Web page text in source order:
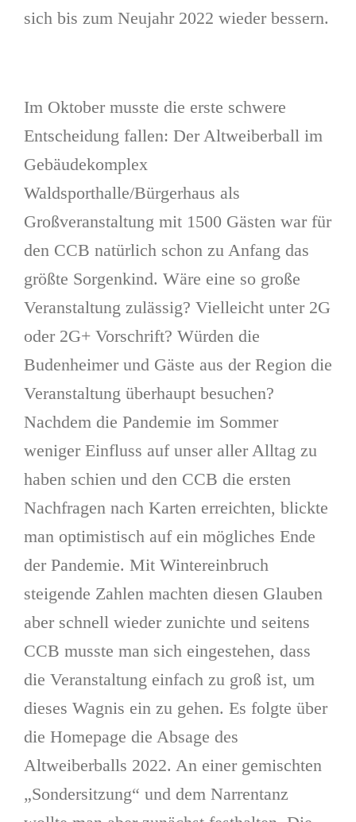
sich bis zum Neujahr 2022 wieder bessern.
Im Oktober musste die erste schwere
Entscheidung fallen: Der Altweiberball im
Gebäudekomplex
Waldsporthalle/Bürgerhaus als
Großveranstaltung mit 1500 Gästen war für
den CCB natürlich schon zu Anfang das
größte Sorgenkind. Wäre eine so große
Veranstaltung zulässig? Vielleicht unter 2G
oder 2G+ Vorschrift? Würden die
Budenheimer und Gäste aus der Region die
Veranstaltung überhaupt besuchen?
Nachdem die Pandemie im Sommer
weniger Einfluss auf unser aller Alltag zu
haben schien und den CCB die ersten
Nachfragen nach Karten erreichten, blickte
man optimistisch auf ein mögliches Ende
der Pandemie. Mit Wintereinbruch
steigende Zahlen machten diesen Glauben
aber schnell wieder zunichte und seitens
CCB musste man sich eingestehen, dass
die Veranstaltung einfach zu groß ist, um
dieses Wagnis ein zu gehen. Es folgte über
die Homepage die Absage des
Altweiberballs 2022. An einer gemischten
„Sondersitzung“ und dem Narrentanz